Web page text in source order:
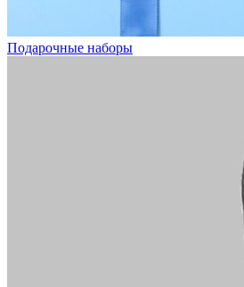
Подарочные наборы